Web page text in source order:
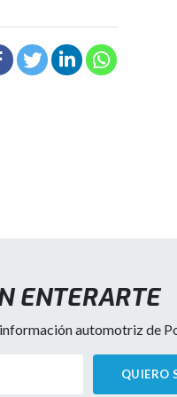
ENTERARTE
automotriz de